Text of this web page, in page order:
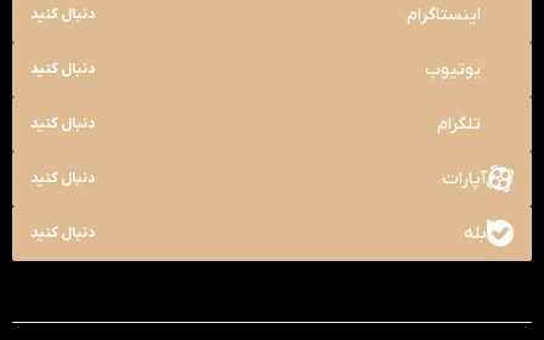
اینستاگرام دنبال کنید
یوتیوب دنبال کنید
تلگرام دنبال کنید
آپارات دنبال کنید
بله دنبال کنید